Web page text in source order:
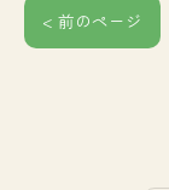
< 前のページ